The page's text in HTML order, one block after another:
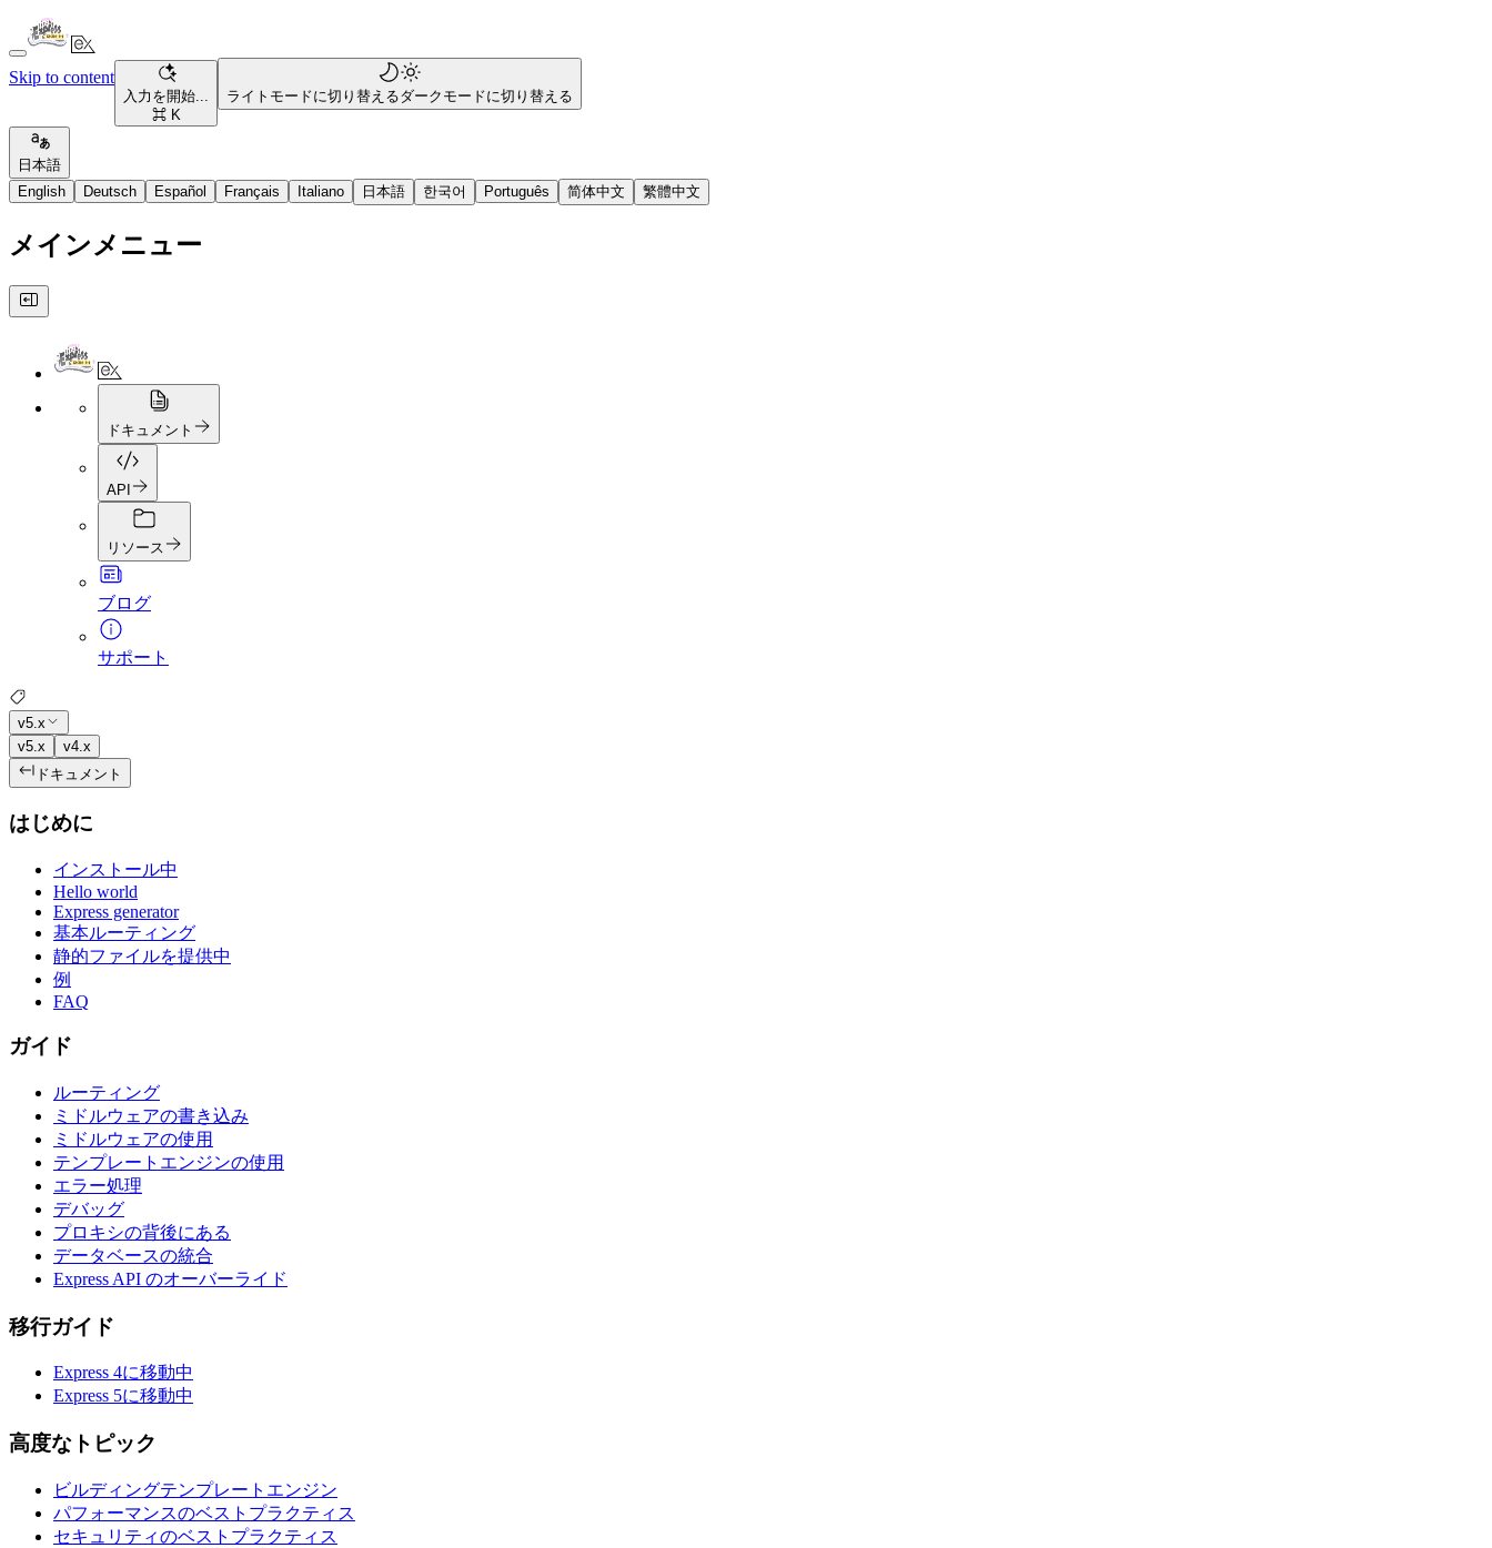
Skip to content
入力を開始...
⌘ K
ライトモードに切り替えるダークモードに切り替える
日本語
English
Deutsch Español Français Italiano 日本語 한국어 Português 简体中文 繁體中文
メインメニュー
ドキュメント
API
リソース
ブログ
サポート
v5.x
v5.x
v4.x
ドキュメント
はじめに
インストール中
Hello world
Express generator
基本ルーティング
静的ファイルを提供中
例
FAQ
ガイド
ルーティング
ミドルウェアの書き込み
ミドルウェアの使用
テンプレートエンジンの使用
エラー処理
デバッグ
プロキシの背後にある
データベースの統合
Express API のオーバーライド
移行ガイド
Express 4に移動中
Express 5に移動中
高度なトピック
ビルディングテンプレートエンジン
パフォーマンスのベストプラクティス
セキュリティのベストプラクティス